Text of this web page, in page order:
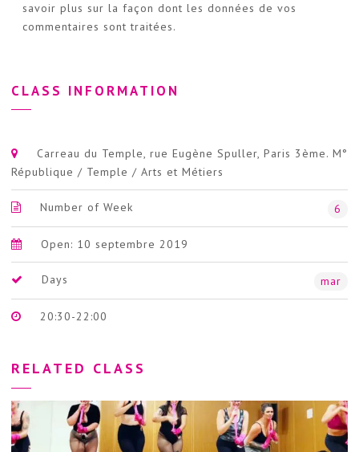
savoir plus sur la façon dont les données de vos
commentaires sont traitées.
CLASS INFORMATION
Carreau du Temple, rue Eugène Spuller, Paris 3ème. M°
République / Temple / Arts et Métiers
Number of Week 6
Open: 10 septembre 2019
Days mar
20:30-22:00
RELATED CLASS